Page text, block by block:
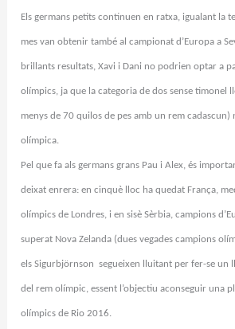
Els germans petits continuen en ratxa, igualant la
mes van obtenir també al campionat d’Europa a
brillants resultats, Xavi i Dani no podrien optar a
olímpics, ja que la categoria de dos sense timonel
menys de 70 quilos de pes amb un rem cadascun)
olímpica.
Pel que fa als germans grans Pau i Alex, és
deixat enrera: en cinquè lloc ha quedat França,
olímpics de Londres, i en sisè Sèrbia, campions
superat Nova Zelanda (dues vegades campions
els Sigurbjörnson segueixen lluitant per fer-se un
del rem olímpic, essent l’objectiu aconseguir una
olímpics de Rio 2016.